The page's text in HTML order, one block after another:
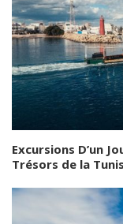
Excursions D’un
Trésors de la